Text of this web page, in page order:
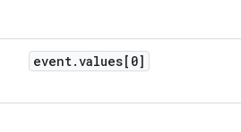
event.values[0]